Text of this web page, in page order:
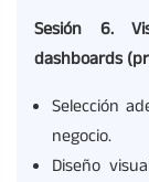
Sesión 6.
dashboards
Selección
negocio.
Diseño